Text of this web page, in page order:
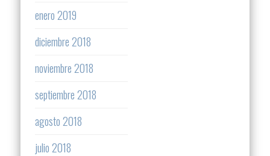
enero 2019
diciembre 2018
noviembre 2018
septiembre 2018
agosto 2018
julio 2018